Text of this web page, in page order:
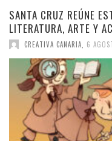
SANTA CRUZ REÚNE
LITERATURA, ARTE Y
CREATIVA CANARIA, 6